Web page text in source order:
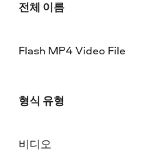
전체 이름
Flash MP4 Video File
형식 유형
비디오